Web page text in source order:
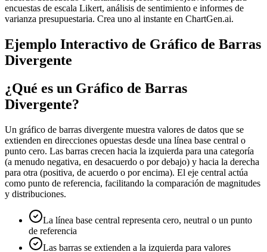
encuestas de escala Likert, análisis de sentimiento e informes de
varianza presupuestaria. Crea uno al instante en ChartGen.ai.
Ejemplo Interactivo de Gráfico de Barras
Divergente
¿Qué es un Gráfico de Barras
Divergente?
Un gráfico de barras divergente muestra valores de datos que se
extienden en direcciones opuestas desde una línea base central o
punto cero. Las barras crecen hacia la izquierda para una categoría
(a menudo negativa, en desacuerdo o por debajo) y hacia la derecha
para otra (positiva, de acuerdo o por encima). El eje central actúa
como punto de referencia, facilitando la comparación de magnitudes
y distribuciones.
La línea base central representa cero, neutral o un punto
de referencia
Las barras se extienden a la izquierda para valores